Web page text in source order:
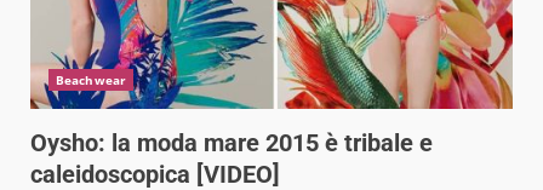
Beachwear
Oysho: la moda mare 2015 è tribale e
caleidoscopica [VIDEO]